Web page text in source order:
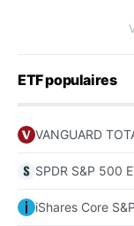
ETF populaires
VANGUARD
SPDR S&P 500
iShares Core